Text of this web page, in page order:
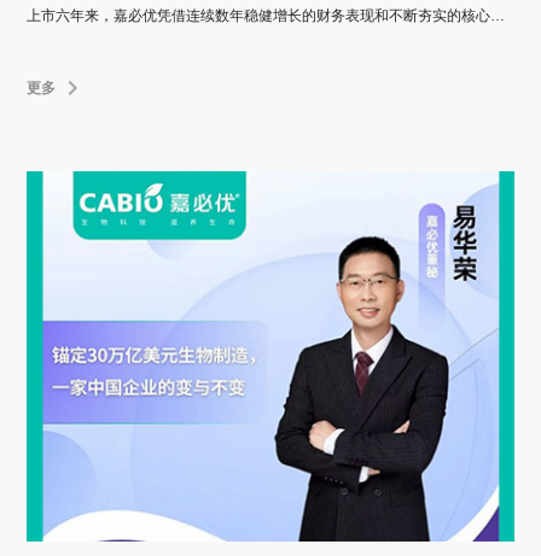
上市六年来，嘉必优凭借连续数年稳健增长的财务表现和不断夯实的核心产品壁垒，划出一条清晰而稳健的增长曲线。
更多